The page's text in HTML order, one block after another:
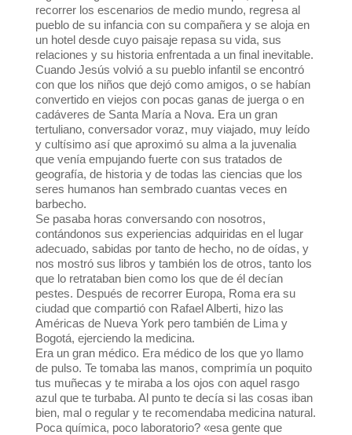
recorrer los escenarios de medio mundo, regresa al
pueblo de su infancia con su compañera y se aloja en
un hotel desde cuyo paisaje repasa su vida, sus
relaciones y su historia enfrentada a un final inevitable.
Cuando Jesús volvió a su pueblo infantil se encontró
con que los niños que dejó como amigos, o se habían
convertido en viejos con pocas ganas de juerga o en
cadáveres de Santa María a Nova. Era un gran
tertuliano, conversador voraz, muy viajado, muy leído
y cultísimo así que aproximó su alma a la juvenalia
que venía empujando fuerte con sus tratados de
geografía, de historia y de todas las ciencias que los
seres humanos han sembrado cuantas veces en
barbecho.
Se pasaba horas conversando con nosotros,
contándonos sus experiencias adquiridas en el lugar
adecuado, sabidas por tanto de hecho, no de oídas, y
nos mostró sus libros y también los de otros, tanto los
que lo retrataban bien como los que de él decían
pestes. Después de recorrer Europa, Roma era su
ciudad que compartió con Rafael Alberti, hizo las
Américas de Nueva York pero también de Lima y
Bogotá, ejerciendo la medicina.
Era un gran médico. Era médico de los que yo llamo
de pulso. Te tomaba las manos, comprimía un poquito
tus muñecas y te miraba a los ojos con aquel rasgo
azul que te turbaba. Al punto te decía si las cosas iban
bien, mal o regular y te recomendaba medicina natural.
Poca química, poco laboratorio? «esa gente que